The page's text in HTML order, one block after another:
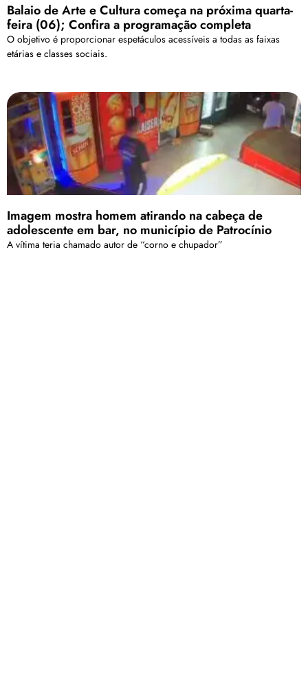
Balaio de Arte e Cultura começa na próxima quarta-
feira (06); Confira a programação completa
O objetivo é proporcionar espetáculos acessíveis a todas as faixas
etárias e classes sociais.
Imagem mostra homem atirando na cabeça de
adolescente em bar, no município de Patrocínio
A vítima teria chamado autor de “corno e chupador”